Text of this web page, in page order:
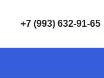
+7 (993) 632-91-65